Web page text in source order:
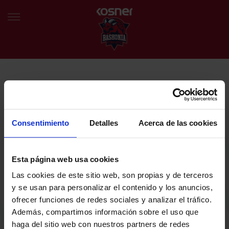
Consentimiento Detalles Acerca de las cookies
Esta página web usa cookies
Las cookies de este sitio web, son propias y de terceros
y se usan para personalizar el contenido y los anuncios,
ofrecer funciones de redes sociales y analizar el tráfico.
Además, compartimos información sobre el uso que
haga del sitio web con nuestros partners de redes
BERRIAK
SARRERAK
ABONATUAK
EGUTEGIA
Egin bat gure harmaila birtualarekin eta izan lehena klubaren
azken albiste eta promozioen berri izaten.
Baskoniaren Pribatutasun politika irakurri eta onartzen dut eta
Baskoniaren jarduerei, produktuei, zerbitzuei, lehiaketei, eskaintzei
eta/edo sustapenei buruzko komunikazio elektronikoak jaso nahi ditut.
DENDA OFIZIALA BASKONIA
SARRERAK